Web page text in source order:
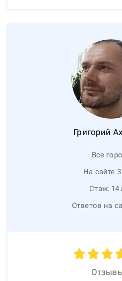
Григорий
Все
На сайте 3
Стаж: 14
Ответов на